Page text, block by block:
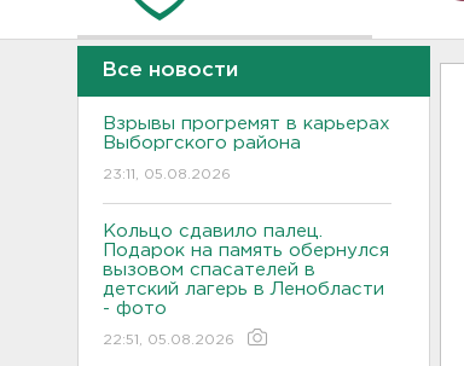
Все новости
Взрывы прогремят в карьерах
Выборгского района
23:11, 05.08.2026
Кольцо сдавило палец.
Подарок на память обернулся
вызовом спасателей в
детский лагерь в Ленобласти
- фото
22:51, 05.08.2026